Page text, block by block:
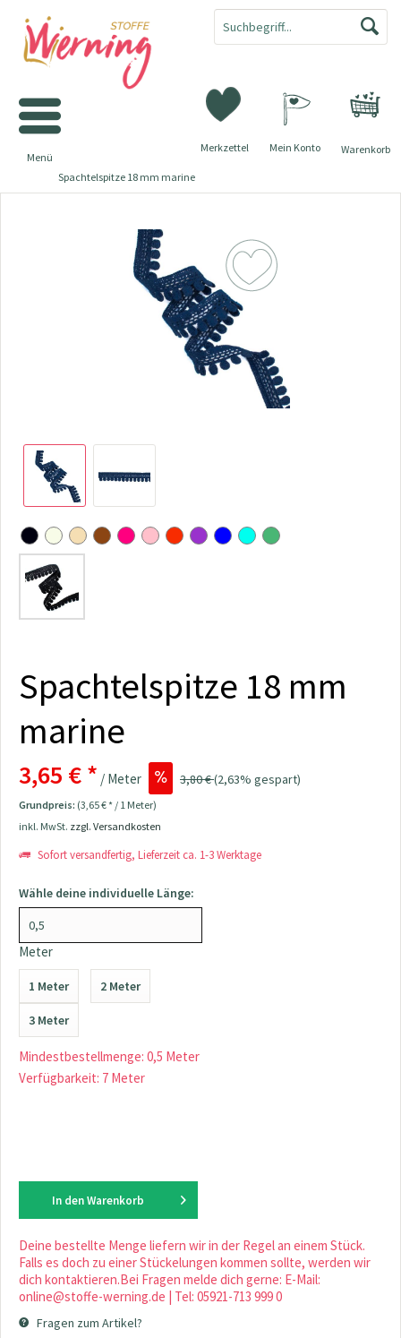
Warenkorb
Merkzettel Mein Konto
Menü
Spachtelspitze 18 mm marine
Spachtelspitze 18 mm
marine
3,65 € * / Meter 3,80 €(2,63% gespart)
Grundpreis: (3,65 € * / 1 Meter)
inkl. MwSt. zzgl. Versandkosten
Sofort versandfertig, Lieferzeit ca. 1-3 Werktage
Wähle deine individuelle Länge:
Meter
1 Meter 2 Meter
3 Meter
Mindestbestellmenge: 0,5 Meter
Verfügbarkeit: 7 Meter
In den Warenkorb
Deine bestellte Menge liefern wir in der Regel an einem Stück.
Falls es doch zu einer Stückelungen kommen sollte, werden wir
dich kontaktieren.Bei Fragen melde dich gerne: E-Mail:
online@stoffe-werning.de | Tel: 05921-713 999 0
Fragen zum Artikel?